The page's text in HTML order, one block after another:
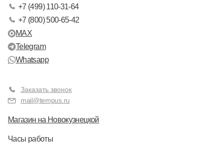
+7 (499) 110-31-64
+7 (800) 500-65-42
MAX
Telegram
Whatsapp
Заказать звонок
mail@tempus.ru
Магазин на Новокузнецкой
Часы работы